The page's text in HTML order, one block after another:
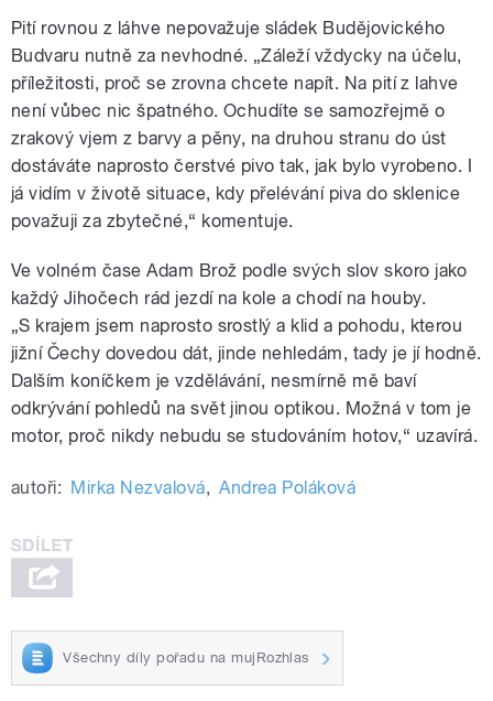
Pití rovnou z láhve nepovažuje sládek Budějovického
Budvaru nutně za nevhodné. „Záleží vždycky na účelu,
příležitosti, proč se zrovna chcete napít. Na pití z lahve
není vůbec nic špatného. Ochudíte se samozřejmě o
zrakový vjem z barvy a pěny, na druhou stranu do úst
dostáváte naprosto čerstvé pivo tak, jak bylo vyrobeno. I
já vidím v životě situace, kdy přelévání piva do sklenice
považuji za zbytečné,“ komentuje.
Ve volném čase Adam Brož podle svých slov skoro jako
každý Jihočech rád jezdí na kole a chodí na houby.
„S krajem jsem naprosto srostlý a klid a pohodu, kterou
jižní Čechy dovedou dát, jinde nehledám, tady je jí hodně.
Dalším koníčkem je vzdělávání, nesmírně mě baví
odkrývání pohledů na svět jinou optikou. Možná v tom je
motor, proč nikdy nebudu se studováním hotov,“ uzavírá.
autoři: Mirka Nezvalová, Andrea Poláková
Všechny díly pořadu na mujRozhlas